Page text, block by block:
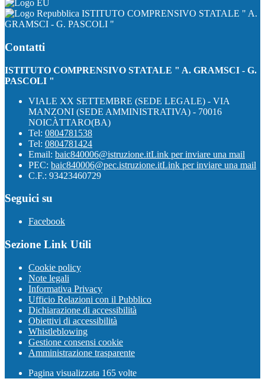
ISTITUTO COMPRENSIVO STATALE " A.
GRAMSCI - G. PASCOLI "
Contatti
ISTITUTO COMPRENSIVO STATALE " A. GRAMSCI - G.
PASCOLI "
VIALE XX SETTEMBRE (SEDE LEGALE) - VIA
MANZONI (SEDE AMMINISTRATIVA) - 70016
NOICÀTTARO(BA)
Tel: 0804781538
Tel: 0804781424
Email: baic840006@istruzione.itLink per inviare una mail
PEC: baic840006@pec.istruzione.itLink per inviare una mail
C.F.: 93423460729
Seguici su
Facebook
Sezione Link Utili
Cookie policy
Note legali
Informativa Privacy
Ufficio Relazioni con il Pubblico
Dichiarazione di accessibilità
Obiettivi di accessibilità
Whistleblowing
Gestione consensi cookie
Amministrazione trasparente
Pagina visualizzata 165 volte